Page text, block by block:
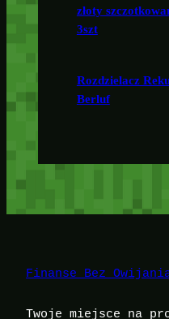
złoty
3szt
Rozdzielacz
Berluf
Finanse Bez
Twoje miejsce na